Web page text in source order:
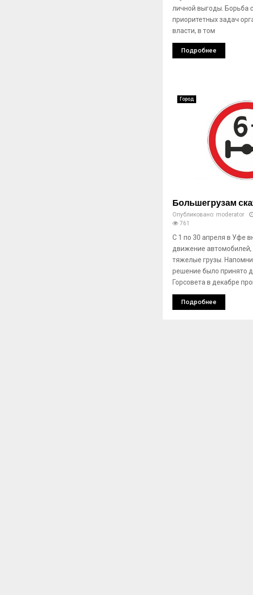
личной выгоды. Борьба
приоритетных задач
власти, в том
Подробнее
Город
Большегрузам
Опубликовано: moderator
761
С 1 по 30 апреля в Уфе
движение
тяжелые грузы.
решение было принято
Горсовета в декабре
Подробнее